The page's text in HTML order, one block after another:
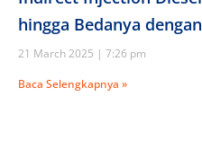
hingga Bedanya
21 March 2025
7:26 pm
Baca Selengkapnya »